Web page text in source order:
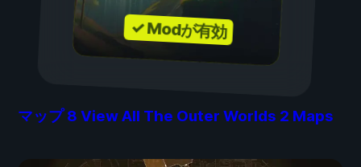
✓ Modが有効
マップ8 View All The Outer Worlds 2 Maps